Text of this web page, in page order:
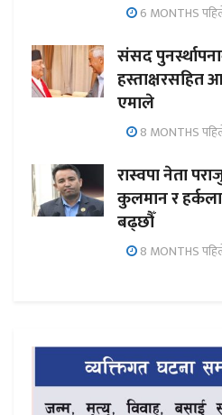
6 MONTHS
संसद
हस्ताक्षरसहित
एमाले
8 MONTHS
रास्वपा नेता
कुलमान र
बढ्छौँ
8 MONTHS